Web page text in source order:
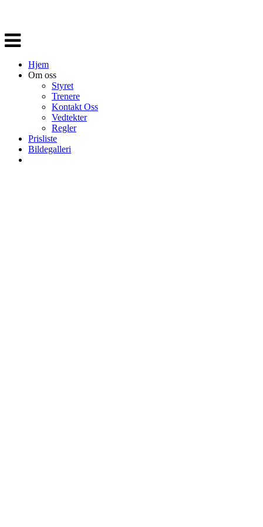
Veksle
navigasjon
Hjem
Om oss
Styret
Trenere
Kontakt Oss
Vedtekter
Regler
Prisliste
Bildegalleri